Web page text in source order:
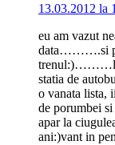
13.03.2012 la
eu am vazut
data……….si pe
trenul:)………la
statia de
o vanata lista,
de porumbei
apar la
ani:)vant in